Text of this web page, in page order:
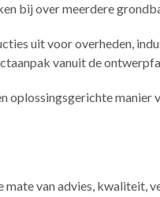
bij over meerdere
uit voor overheden,
vanuit de
manier
mate van advies, kwaliteit,